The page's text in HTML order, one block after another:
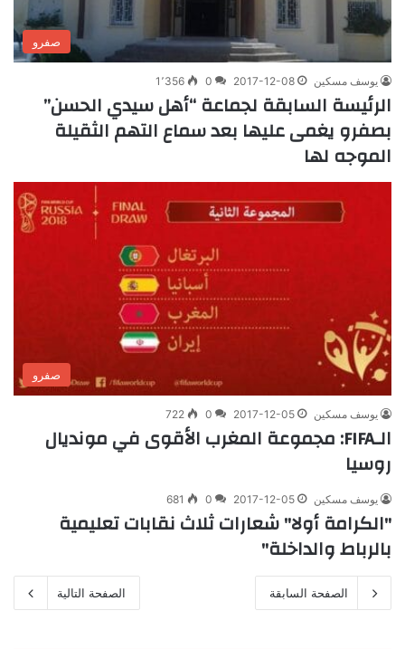
صفرو
يوسف مسكين 2017-12-08
0 1٬356
الرئيسة السابقة لجماعة “أهل سيدي الحسن”
بصفرو يغمى عليها بعد سماع التهم الثقيلة
الموجه لها
صفرو
يوسف مسكين 2017-12-05
0
722
الـFIFA: مجموعة المغرب الأقوى في مونديال
روسيا
يوسف مسكين 2017-12-05
0
681
"الكرامة أولا" شعارات ثلاث نقابات تعليمية
بالرباط والداخلة"
الصفحة السابقة الصفحة التالية